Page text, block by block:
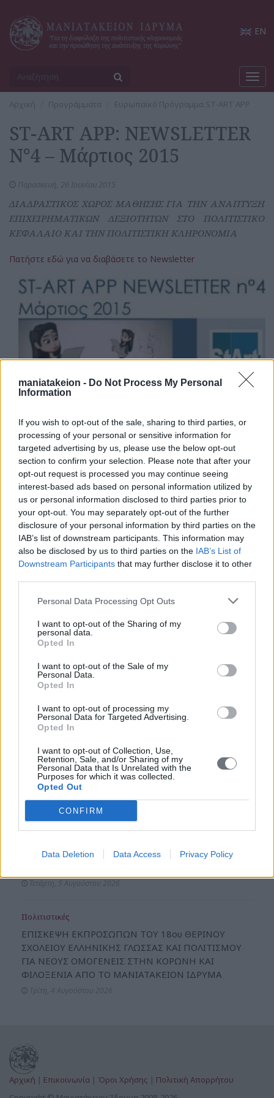
maniatakeion - Do Not Process My Personal
Information
If you wish to opt-out of the sale, sharing to third parties, or
processing of your personal or sensitive information for
targeted advertising by us, please use the below opt-out
section to confirm your selection. Please note that after your
opt-out request is processed you may continue seeing
interest-based ads based on personal information utilized by
us or personal information disclosed to third parties prior to
your opt-out. You may separately opt-out of the further
disclosure of your personal information by third parties on the
IAB’s list of downstream participants. This information may
also be disclosed by us to third parties on the IAB’s List of
Downstream Participants that may further disclose it to other
Personal Data Processing Opt Outs
I want to opt-out of the Sharing of my
personal data.
Opted In
I want to opt-out of the Sale of my
Personal Data.
Opted In
I want to opt-out of processing my
Personal Data for Targeted Advertising.
Opted In
I want to opt-out of Collection, Use,
Retention, Sale, and/or Sharing of my
Personal Data that Is Unrelated with the
Purposes for which it was collected.
Opted Out
CONFIRM
Data Deletion Data Access Privacy Policy
EN
Αρχική Προγράμματα Ευρωπαϊκό Πρόγραμμα ST-ART APP
ST-ART APP: NEWSLETTER
N°4 – Μάρτιος 2015
ΔΙΑΔΡΑΣΤΙΚΟΣ ΧΩΡΟΣ ΜΑΘΗΣΗΣ ΓΙΑ ΤΗΝ ΑΝΑΠΤΥΞΗ
ΕΠΙΧΕΙΡΗΜΑΤΙΚΩΝ ΔΕΞΙΟΤΗΤΩΝ ΣΤΟ ΠΟΛΙΤΙΣΤΙΚΟ
ΚΕΦΑΛΑΙΟ ΚΑΙ ΤΗΝ ΠΟΛΙΤΙΣΤΙΚΗ ΚΛΗΡΟΝΟΜΙΑ
Πατήστε εδώ για να διαβάσετε το Newsletter
Προγράμματα
Ευρωπαϊκό Πρόγραμμα InHeriT
Ευρωπαϊκό Πρόγραμμα ST-ART APP
Νέα & Ανακοινώσεις
Πολιτιστικές
ΔΑΝΕΙΣΤΙΚΗ ΒΙΒΛΙΟΘΗΚΗ ΜΑΝΙΑΤΑΚΕΙΟΥ
ΙΔΡΥΜΑΤΟΣ ΣΤΗΝ ΚΟΡΩΝΗ ΕΚΔΟΣΕΙΣ ΓΙΑ ΤΗΝ
ΚΟΡΩΝΗ
Δευτέρα, 20 Ιουλίου 2026
ΠΡΟΓΡΑΜΜΑ ΕΚΔΗΛΩΣΕΩΝ ΤΟΥ ΜΑΝΙΑΤΑΚΕΙΟΥ
ΙΔΡΥΜΑΤΟΣ ΣΤΗΝ ΚΟΡΩΝΗ ΙΟΥΛΙΟΣ - ΟΚΤΩΒΡΙΟΣ
Παρασκευή, 3 Ιουλίου 2026
Εκδηλώσεις
Πολιτιστικές
ΔΗΜΗΤΡΑΣ ΓΑΪΤΑΝΗ- ΣΥΡΕΓΓΕΛΑ ΣΤΟ
Πολιτιστικές
ΕΠΙΣΚΕΨΗ ΕΚΠΡΟΣΩΠΩΝ ΤΟΥ 18ου ΘΕΡΙΝΟΥ
ΣΧΟΛΕΙΟΥ ΕΛΛΗΝΙΚΗΣ ΓΛΩΣΣΑΣ ΚΑΙ ΠΟΛΙΤΙΣΜΟΥ
ΓΙΑ ΝΕΟΥΣ ΟΜΟΓΕΝΕΙΣ ΣΤΗΝ ΚΟΡΩΝΗ ΚΑΙ
ΦΙΛΟΞΕΝΙΑ ΑΠΟ ΤΟ ΜΑΝΙΑΤΑΚΕΙΟΝ ΙΔΡΥΜΑ
Αρχική | Επικοινωνία | Όροι Χρήσης | Πολιτική Απορρήτου